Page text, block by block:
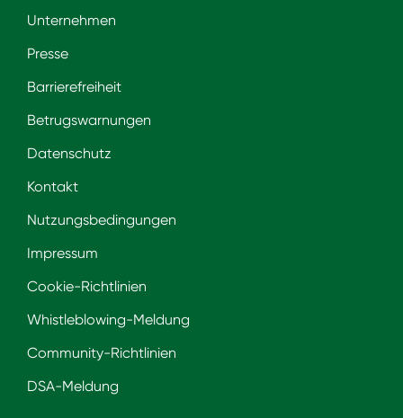
Unternehmen
Presse
Barrierefreiheit
Betrugswarnungen
Datenschutz
Kontakt
Nutzungsbedingungen
Impressum
Cookie-Richtlinien
Whistleblowing-Meldung
Community-Richtlinien
DSA-Meldung